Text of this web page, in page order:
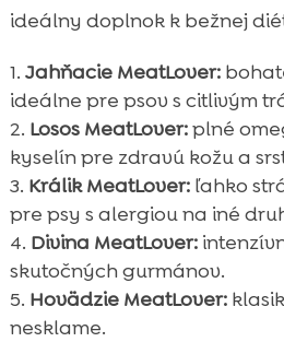
ideálny doplnok k bežnej
Jahňacie MeatLover:
ideálne pre psov s citlivým
Losos MeatLover:plné
kyselín pre zdravú kožu a
Králik MeatLover:ľahko
pre psy s alergiou na iné
Divina MeatLover:
skutočných gurmánov.
Hovädzie MeatLover:
nesklame.